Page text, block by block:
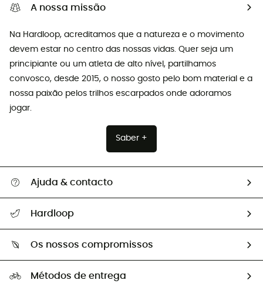
A nossa missão
Na Hardloop, acreditamos que a natureza e o movimento
devem estar no centro das nossas vidas. Quer seja um
principiante ou um atleta de alto nível, partilhamos
convosco, desde 2015, o nosso gosto pelo bom material e a
nossa paixão pelos trilhos escarpados onde adoramos
jogar.
Saber +
Ajuda & contacto
Devoluções e reembolsos
Guia de tamanhos
Trocas & Devoluções
Hardloop
Os nossos embaixadores
Os nossos compromissos
Métodos de entrega